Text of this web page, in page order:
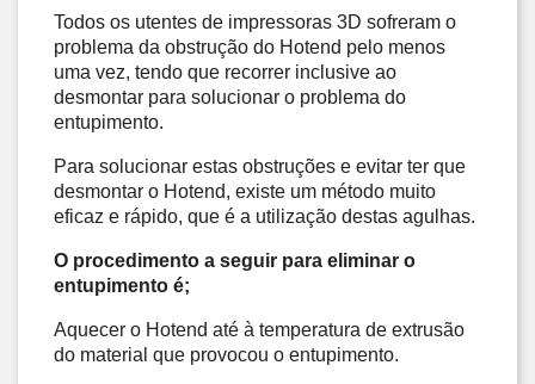
Todos os utentes de impressoras 3D sofreram o
problema da obstrução do Hotend pelo menos
uma vez, tendo que recorrer inclusive ao
desmontar para solucionar o problema do
entupimento.
Para solucionar estas obstruções e evitar ter que
desmontar o Hotend, existe um método muito
eficaz e rápido, que é a utilização destas agulhas.
O procedimento a seguir para eliminar o
entupimento é;
Aquecer o Hotend até à temperatura de extrusão
do material que provocou o entupimento.